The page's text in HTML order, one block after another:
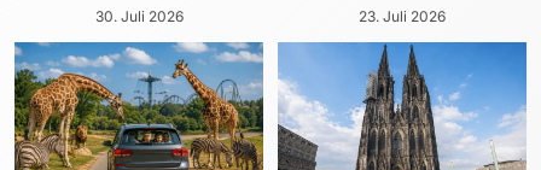
30. Juli 2026 23. Juli 2026